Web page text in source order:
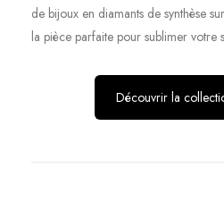
de bijoux en diamants de synthèse
la pièce parfaite pour sublimer votre
Découvrir la